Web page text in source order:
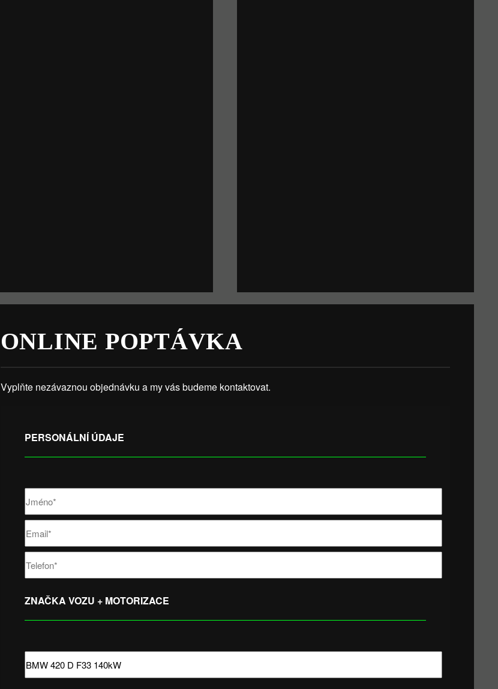
ONLINE POPTÁVKA
Vyplňte nezávaznou objednávku a my vás budeme kontaktovat.
PERSONÁLNÍ ÚDAJE
ZNAČKA VOZU + MOTORIZACE